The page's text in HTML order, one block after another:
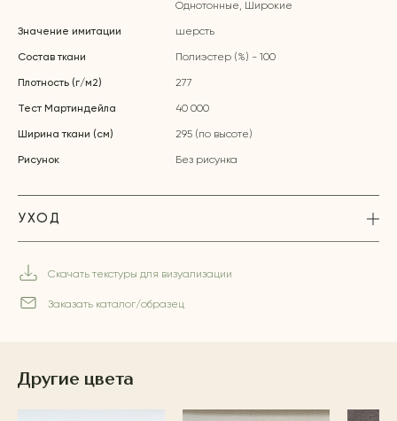
Однотонные, Широкие
Значение имитации шерсть
Состав ткани Полиэстер (%) - 100
Плотность (г/м2) 277
Тест Мартиндейла 40 000
Ширина ткани (см) 295 (по высоте)
Рисунок Без рисунка
УХОД
Скачать текстуры для визуализации
Заказать каталог/образец
Другие цвета